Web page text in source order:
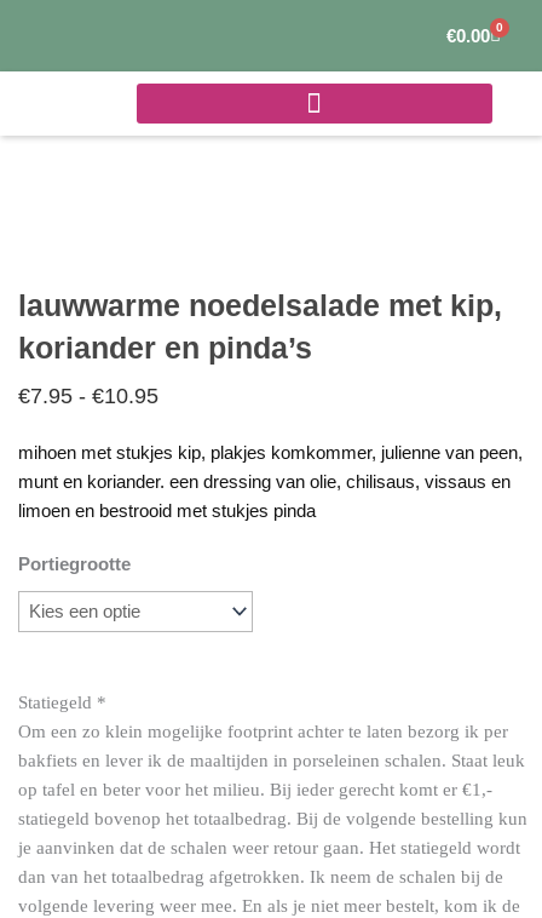
de
€0.00 0
lauwwarme noedelsalade met kip,
koriander en pinda’s
€7.95 - €10.95Prijsklasse:
tot
€10.95
mihoen met stukjes kip, plakjes komkommer, julienne van peen,
munt en koriander. een dressing van olie, chilisaus, vissaus en
limoen en bestrooid met stukjes pinda
Portiegrootte
Statiegeld *
Om een zo klein mogelijke footprint achter te laten bezorg ik per
bakfiets en lever ik de maaltijden in porseleinen schalen. Staat leuk
op tafel en beter voor het milieu. Bij ieder gerecht komt er €1,-
statiegeld bovenop het totaalbedrag. Bij de volgende bestelling kun
je aanvinken dat de schalen weer retour gaan. Het statiegeld wordt
dan van het totaalbedrag afgetrokken. Ik neem de schalen bij de
volgende levering weer mee. En als je niet meer bestelt, kom ik de
lauwwarme
noedelsalade
koriander
en
pinda's
aantal